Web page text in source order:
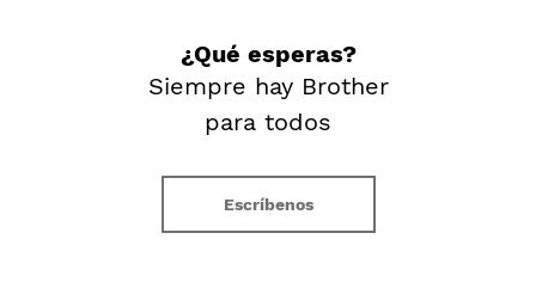
¿Qué esperas?
Siempre hay Brother
para todos
Escríbenos